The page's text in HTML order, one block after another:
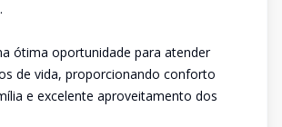
ótima oportunidade para atender
de vida, proporcionando conforto
e excelente aproveitamento dos